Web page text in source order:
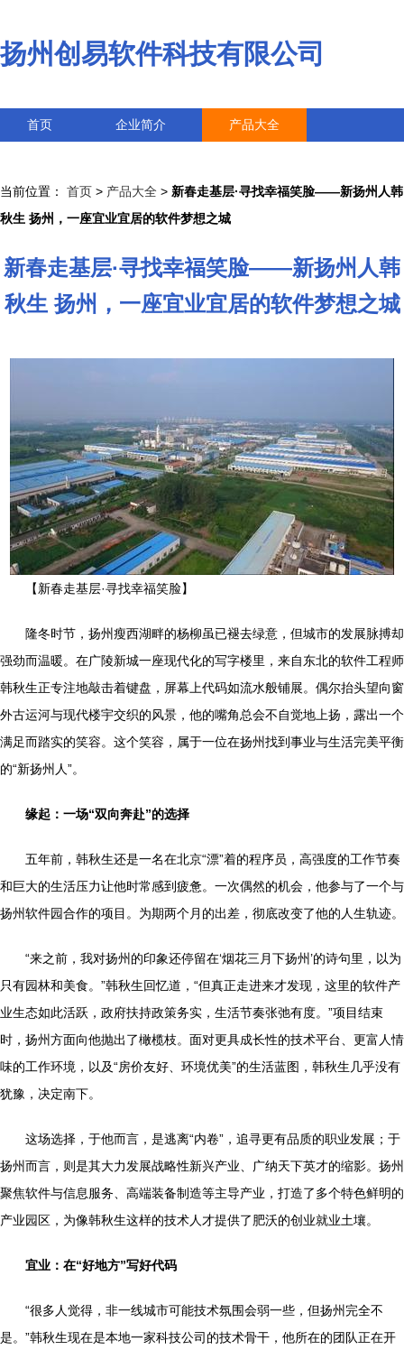
扬州创易软件科技有限公司
首页 企业简介 产品大全
当前位置： 首页 > 产品大全 > 新春走基层·寻找幸福笑脸——新扬州人韩
秋生 扬州，一座宜业宜居的软件梦想之城
新春走基层·寻找幸福笑脸——新扬州人韩
秋生 扬州，一座宜业宜居的软件梦想之城
【新春走基层·寻找幸福笑脸】
隆冬时节，扬州瘦西湖畔的杨柳虽已褪去绿意，但城市的发展脉搏却
强劲而温暖。在广陵新城一座现代化的写字楼里，来自东北的软件工程师
韩秋生正专注地敲击着键盘，屏幕上代码如流水般铺展。偶尔抬头望向窗
外古运河与现代楼宇交织的风景，他的嘴角总会不自觉地上扬，露出一个
满足而踏实的笑容。这个笑容，属于一位在扬州找到事业与生活完美平衡
的“新扬州人”。
缘起：一场“双向奔赴”的选择
五年前，韩秋生还是一名在北京“漂”着的程序员，高强度的工作节奏
和巨大的生活压力让他时常感到疲惫。一次偶然的机会，他参与了一个与
扬州软件园合作的项目。为期两个月的出差，彻底改变了他的人生轨迹。
“来之前，我对扬州的印象还停留在‘烟花三月下扬州’的诗句里，以为
只有园林和美食。”韩秋生回忆道，“但真正走进来才发现，这里的软件产
业生态如此活跃，政府扶持政策务实，生活节奏张弛有度。”项目结束
时，扬州方面向他抛出了橄榄枝。面对更具成长性的技术平台、更富人情
味的工作环境，以及“房价友好、环境优美”的生活蓝图，韩秋生几乎没有
犹豫，决定南下。
这场选择，于他而言，是逃离“内卷”，追寻更有品质的职业发展；于
扬州而言，则是其大力发展战略性新兴产业、广纳天下英才的缩影。扬州
聚焦软件与信息服务、高端装备制造等主导产业，打造了多个特色鲜明的
产业园区，为像韩秋生这样的技术人才提供了肥沃的创业就业土壤。
宜业：在“好地方”写好代码
“很多人觉得，非一线城市可能技术氛围会弱一些，但扬州完全不
是。”韩秋生现在是本地一家科技公司的技术骨干，他所在的团队正在开